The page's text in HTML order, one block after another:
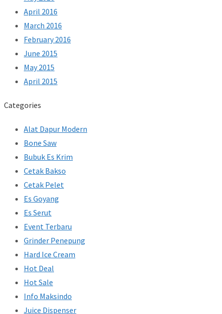
April 2016
March 2016
February 2016
June 2015
May 2015
April 2015
Categories
Alat Dapur Modern
Bone Saw
Bubuk Es Krim
Cetak Bakso
Cetak Pelet
Es Goyang
Es Serut
Event Terbaru
Grinder Penepung
Hard Ice Cream
Hot Deal
Hot Sale
Info Maksindo
Juice Dispenser